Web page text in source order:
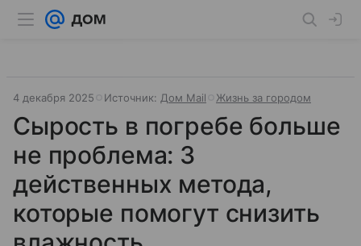
4 декабря 2025 Источник: Дом Mail Жизнь за городом
Сырость в погребе больше
не проблема: 3
действенных метода,
которые помогут снизить